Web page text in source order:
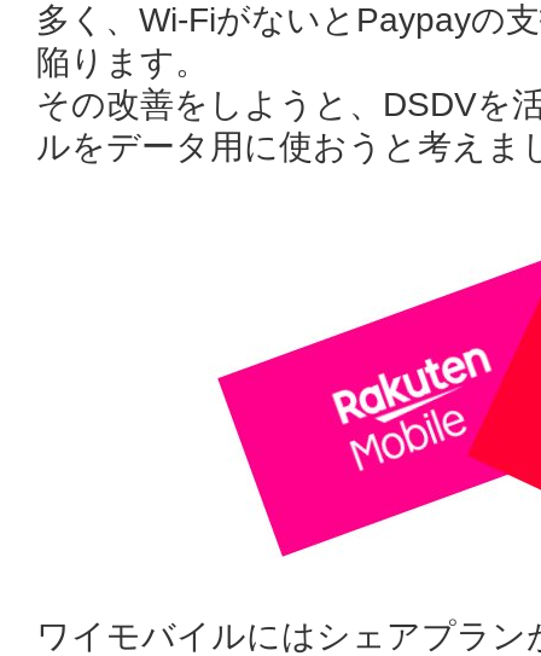
多く、Wi-FiがないとPaypayの
陥ります。
その改善をしようと、DSDVを
ルをデータ用に使おうと考えま
ワイモバイルにはシェアプラ